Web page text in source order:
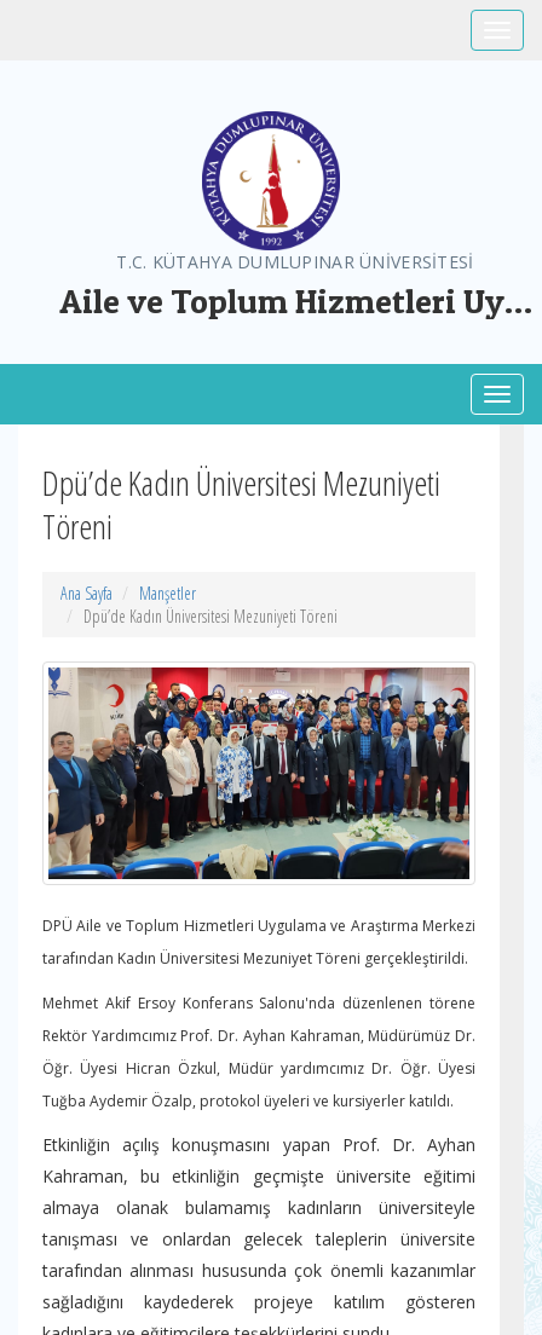
T.C. KÜTAHYA DUMLUPINAR ÜNİVERSİTESİ
Aile ve Toplum Hizmetleri Uyg.
Dpü’de Kadın Üniversitesi Mezuniyeti
Töreni
Ana Sayfa
Manşetler
Dpü’de Kadın Üniversitesi Mezuniyeti Töreni
DPÜ Aile ve Toplum Hizmetleri Uygulama ve Araştırma Merkezi
tarafından Kadın Üniversitesi Mezuniyet Töreni gerçekleştirildi.
Mehmet Akif Ersoy Konferans Salonu'nda düzenlenen törene
Rektör Yardımcımız Prof. Dr. Ayhan Kahraman, Müdürümüz Dr.
Öğr. Üyesi Hicran Özkul, Müdür yardımcımız Dr. Öğr. Üyesi
Tuğba Aydemir Özalp, protokol üyeleri ve kursiyerler katıldı.
Etkinliğin açılış konuşmasını yapan Prof. Dr. Ayhan
Kahraman, bu etkinliğin geçmişte üniversite eğitimi
almaya olanak bulamamış kadınların üniversiteyle
tanışması ve onlardan gelecek taleplerin üniversite
tarafından alınması hususunda çok önemli kazanımlar
sağladığını kaydederek projeye katılım gösteren